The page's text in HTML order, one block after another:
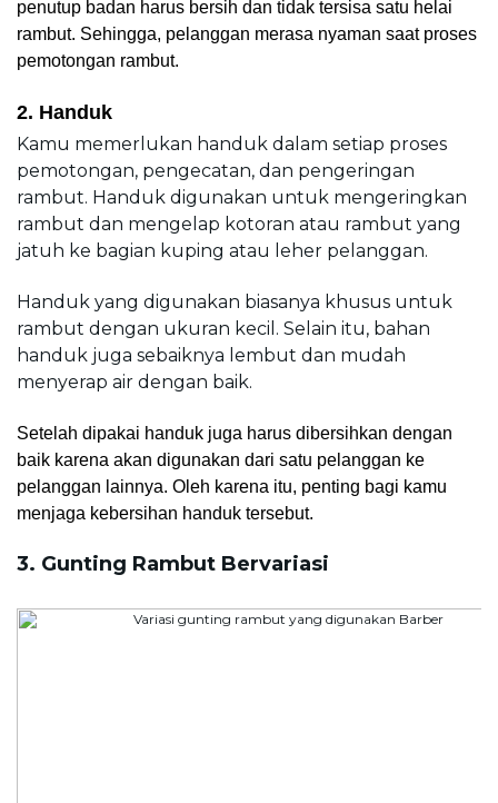
penutup badan harus bersih dan tidak tersisa satu helai
rambut. Sehingga, pelanggan merasa nyaman saat proses
pemotongan rambut.
2. Handuk
Kamu memerlukan handuk dalam setiap proses
pemotongan, pengecatan, dan pengeringan
rambut. Handuk digunakan untuk mengeringkan
rambut dan mengelap kotoran atau rambut yang
jatuh ke bagian kuping atau leher pelanggan.
Handuk yang digunakan biasanya khusus untuk
rambut dengan ukuran kecil. Selain itu, bahan
handuk juga sebaiknya lembut dan mudah
menyerap air dengan baik.
Setelah dipakai handuk juga harus dibersihkan dengan
baik karena akan digunakan dari satu pelanggan ke
pelanggan lainnya. Oleh karena itu, penting bagi kamu
menjaga kebersihan handuk tersebut.
3. Gunting Rambut Bervariasi